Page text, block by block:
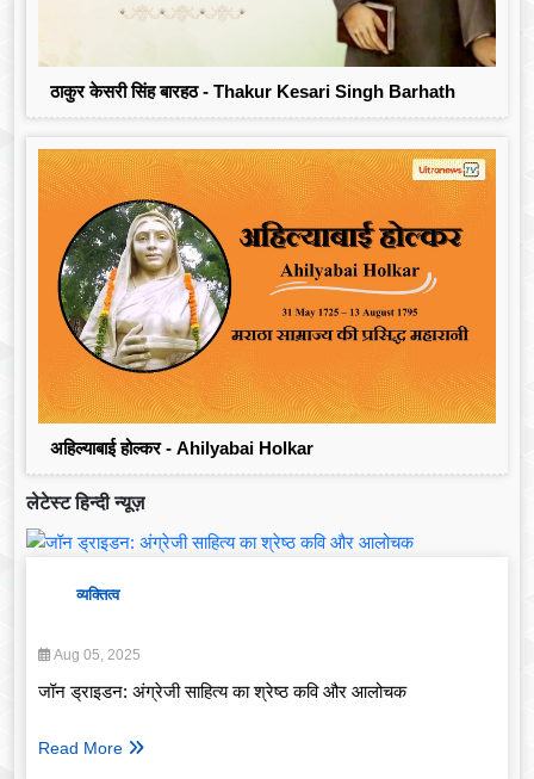
ठाकुर केसरी सिंह बारहठ - Thakur Kesari Singh Barhath
अहिल्याबाई होल्कर - Ahilyabai Holkar
लेटेस्ट हिन्दी न्यूज़
व्यक्तित्व
Aug 05, 2025
जॉन ड्राइडन: अंग्रेजी साहित्य का श्रेष्ठ कवि और आलोचक
Read More